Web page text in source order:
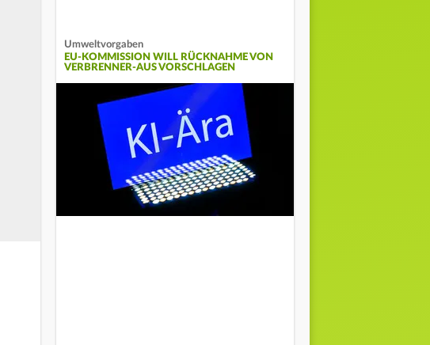
Umweltvorgaben
EU-KOMMISSION WILL RÜCKNAHME VON
VERBRENNER-AUS VORSCHLAGEN